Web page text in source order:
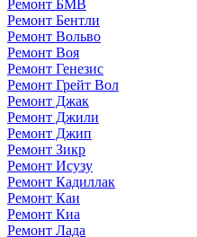
Ремонт БМВ
Ремонт Бентли
Ремонт Вольво
Ремонт Воя
Ремонт Генезис
Ремонт Грейт Вол
Ремонт Джак
Ремонт Джили
Ремонт Джип
Ремонт Зикр
Ремонт Исузу
Ремонт Кадиллак
Ремонт Каи
Ремонт Киа
Ремонт Лада